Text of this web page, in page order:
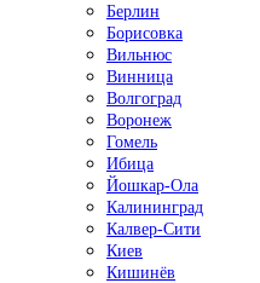
Берлин
Борисовка
Вильнюс
Винница
Волгоград
Воронеж
Гомель
Ибица
Йошкар-Ола
Калининград
Калвер-Сити
Киев
Кишинёв